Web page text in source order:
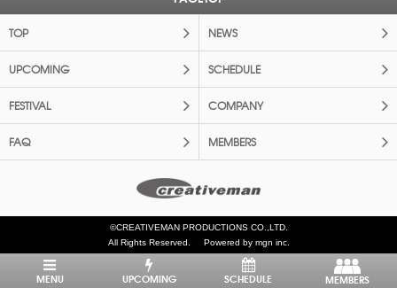
TOP NEWS
UPCOMING SCHEDULE
FESTIVAL COMPANY
FAQ MEMBERS
©CREATIVEMAN PRODUCTIONS CO.,LTD.
All Rights Reserved.
Powered by mgn inc.
MENU UPCOMING SCHEDULE MEMBERS